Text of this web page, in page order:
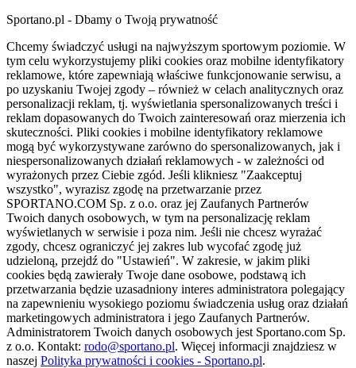
Sportano.pl - Dbamy o Twoją prywatność
Chcemy świadczyć usługi na najwyższym sportowym poziomie. W
tym celu wykorzystujemy pliki cookies oraz mobilne identyfikatory
reklamowe, które zapewniają właściwe funkcjonowanie serwisu, a
po uzyskaniu Twojej zgody – również w celach analitycznych oraz
personalizacji reklam, tj. wyświetlania spersonalizowanych treści i
reklam dopasowanych do Twoich zainteresowań oraz mierzenia ich
skuteczności. Pliki cookies i mobilne identyfikatory reklamowe
mogą być wykorzystywane zarówno do spersonalizowanych, jak i
niespersonalizowanych działań reklamowych - w zależności od
wyrażonych przez Ciebie zgód. Jeśli klikniesz "Zaakceptuj
wszystko", wyrazisz zgodę na przetwarzanie przez
SPORTANO.COM Sp. z o.o. oraz jej Zaufanych Partnerów
Twoich danych osobowych, w tym na personalizację reklam
wyświetlanych w serwisie i poza nim. Jeśli nie chcesz wyrażać
zgody, chcesz ograniczyć jej zakres lub wycofać zgodę już
udzieloną, przejdź do "Ustawień". W zakresie, w jakim pliki
cookies będą zawierały Twoje dane osobowe, podstawą ich
przetwarzania będzie uzasadniony interes administratora polegający
na zapewnieniu wysokiego poziomu świadczenia usług oraz działań
marketingowych administratora i jego Zaufanych Partnerów.
Administratorem Twoich danych osobowych jest Sportano.com Sp.
z o.o. Kontakt: rodo@sportano.pl. Więcej informacji znajdziesz w
naszej Polityka prywatności i cookies - Sportano.pl.